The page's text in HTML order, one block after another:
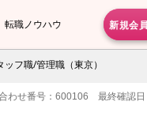
転職ノウハウ 新規会
フ職/管理職（東京）
わせ番号：600106 最終確認日